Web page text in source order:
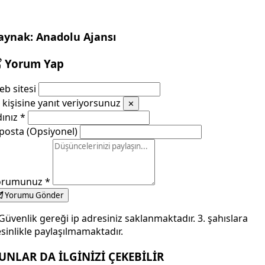
Anadolu Ajansı
Yorum Yap
sitesi
kişisine yanıt veriyorsunuz
✕
*
(Opsiyonel)
*
Yorumu Gönder
gereği ip adresiniz saklanmaktadır. 3. şahıslara
paylaşılmamaktadır.
DA İLGİNİZİ ÇEKEBİLİR